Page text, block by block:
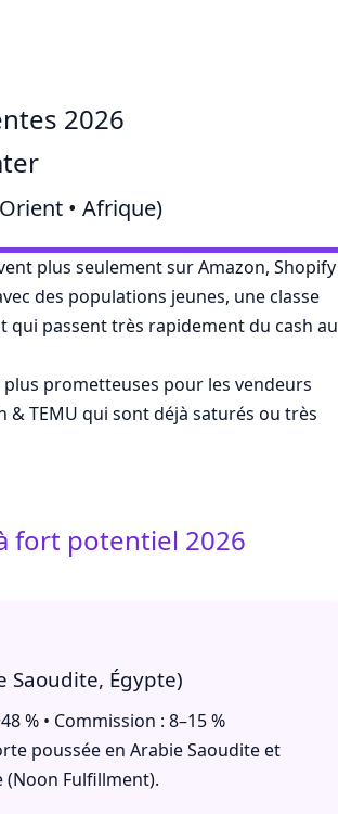
2026
• Afrique)
plus seulement sur Amazon, Shopify
des populations jeunes, une classe
qui passent très rapidement du cash au
prometteuses pour les vendeurs
& TEMU qui sont déjà saturés ou très
fort potentiel 2026
Saoudite, Égypte)
% • Commission : 8–15 %
poussée en Arabie Saoudite et
(Noon Fulfillment).